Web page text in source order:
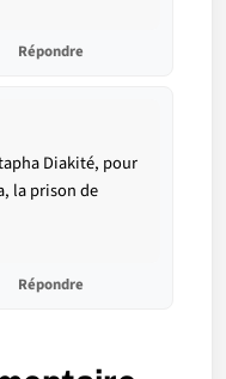
Répondre
Diakité, pour
la prison de
Répondre